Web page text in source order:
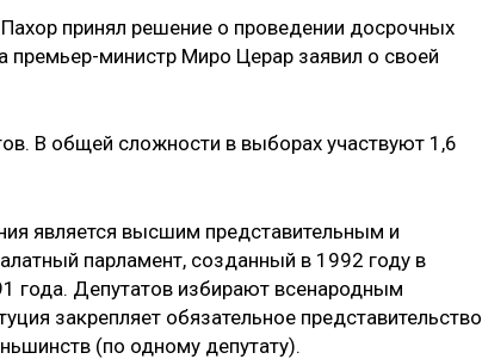
принял решение о проведении досрочных
премьер-министр Миро Церар заявил о своей
В общей сложности в выборах участвуют 1,6
является высшим представительным и
парламент, созданный в 1992 году в
года. Депутатов избирают всенародным
закрепляет обязательное представительство
(по одному депутату).